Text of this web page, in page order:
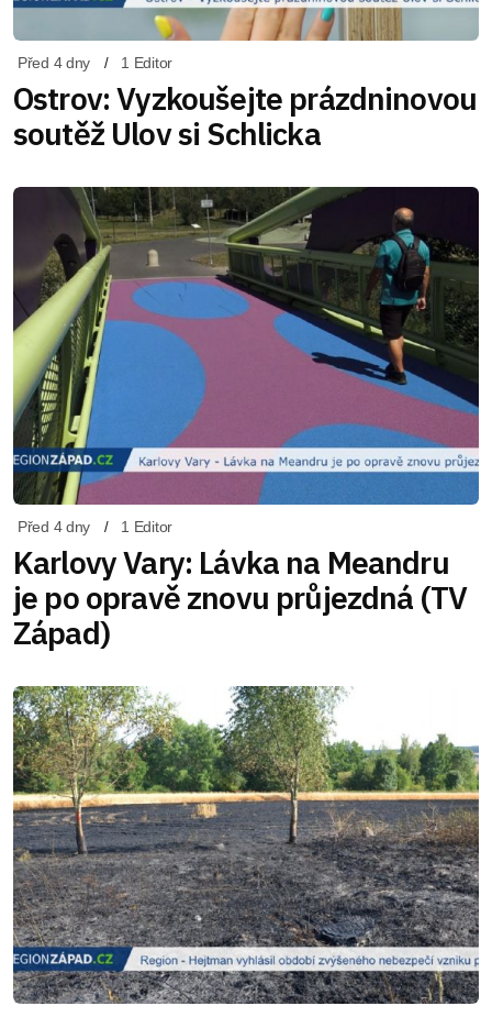
Před 4 dny 1 Editor
Ostrov: Vyzkoušejte prázdninovou
soutěž Ulov si Schlicka
Před 4 dny 1 Editor
Karlovy Vary: Lávka na Meandru
je po opravě znovu průjezdná (TV
Západ)